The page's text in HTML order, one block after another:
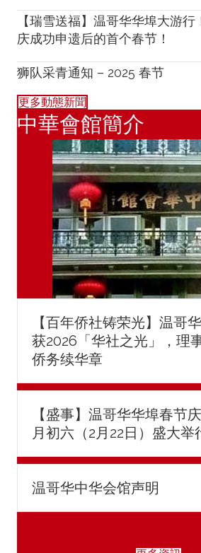
【瑞雪送福】温哥华华埠大游
庆成功申遗后的首个春节！
狮队采青通知 – 2025 春节
更多動態新聞
中華會館簡介
【百年侨社铸荣光】温哥
获2026「华社之光」，理
侨务续华章
【盛事】温哥华华埠春节
月初六（2月22日）盛大举
温哥华中华会馆声明